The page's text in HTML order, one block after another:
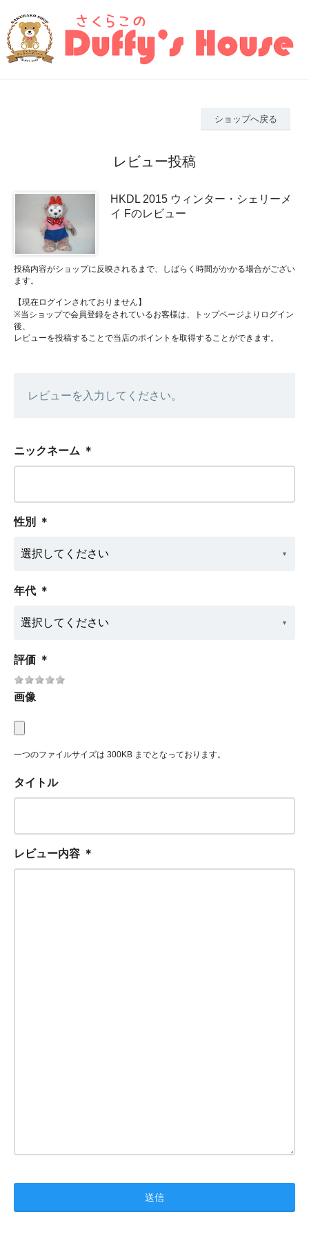
ショップへ戻る
レビュー投稿
HKDL 2015 ウィンター・シェリーメ
イ Fのレビュー
投稿内容がショップに反映されるまで、しばらく時間がかかる場合がござい
ます。
【現在ログインされておりません】
※当ショップで会員登録をされているお客様は、トップページよりログイン
後、
レビューを投稿することで当店のポイントを取得することができます。
レビューを入力してください。
ニックネーム ＊
性別 ＊
年代 ＊
評価 ＊
画像
一つのファイルサイズは 300KB までとなっております。
タイトル
レビュー内容 ＊